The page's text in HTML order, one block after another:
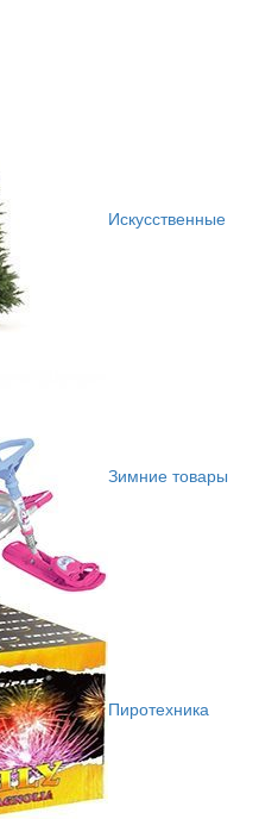
Искусственные
Зимние товары
Пиротехника